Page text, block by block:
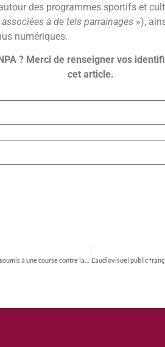
des programmes sportifs et
à de tels parrainages »),
numériques.
? Merci de renseigner vos
cet article.